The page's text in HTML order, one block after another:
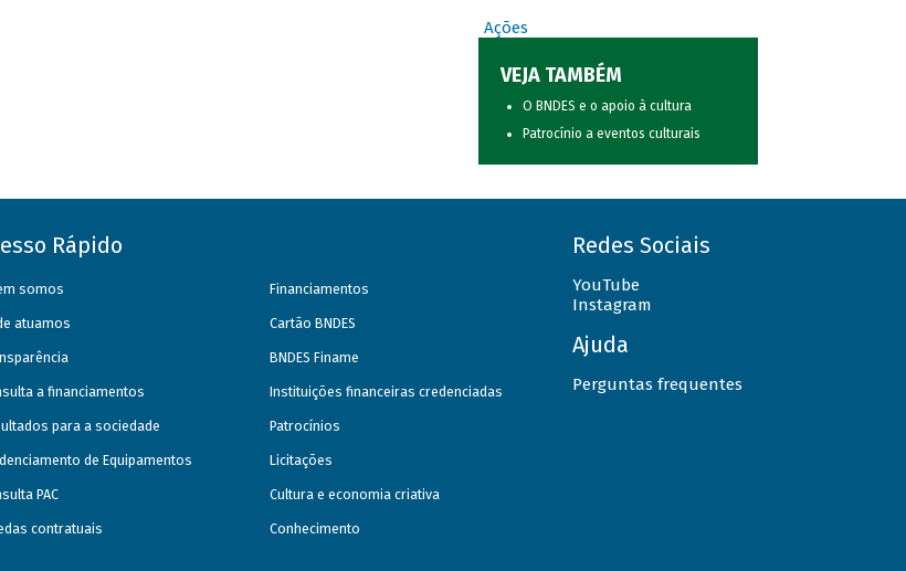
Ações
VEJA TAMBÉM
O BNDES e o apoio à cultura
Patrocínio a eventos culturais
Rápido
somos
atuamos
a financiamentos
para a sociedade
de Equipamentos
PAC
contratuais
Financiamentos
Cartão BNDES
BNDES Finame
Instituições financeiras credenciadas
Patrocínios
Licitações
Cultura e economia criativa
Conhecimento
Redes Sociais
YouTube
Instagram
Ajuda
Perguntas frequentes